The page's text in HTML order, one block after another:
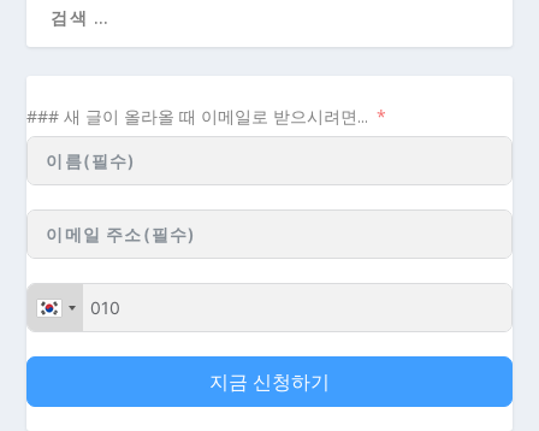
### 새 글이 올라올 때 이메일로 받으시려면...
지금 신청하기